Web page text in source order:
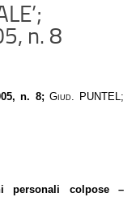
n. 8
n. 8; Giud. PUNTEL;
personali colpose –